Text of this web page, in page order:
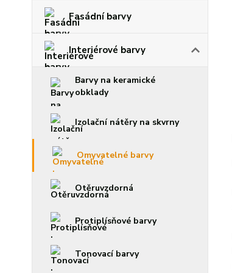
Fasádní barvy
Interiérové barvy
Barvy na keramické
obklady
Izolační nátěry na skvrny
Omyvatelné barvy
Otěruvzdorná
Protiplísňové barvy
Tonovací barvy